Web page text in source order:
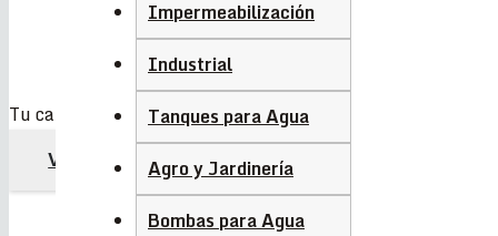
Impermeabilización
Industrial
Tanques para Agua
Agro y Jardinería
Bombas para Agua
Tu carrito está vacío.
VOLVER A LA TIENDA